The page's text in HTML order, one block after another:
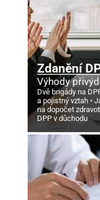
Zdanění
Výhody
Dvě brigády na
a pojistný vztah
na dopočet
DPP v důchodu